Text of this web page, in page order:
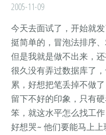
2005-11-09
今天去面试了，开始就
挺简单的，冒泡法排序
但是我就是做不出来，
很久没有弄过数据库了
累，好想把笔丢掉不做
留下不好的印象，只有
笨，就这水平怎么找工
好想哭~ 他们要能马上